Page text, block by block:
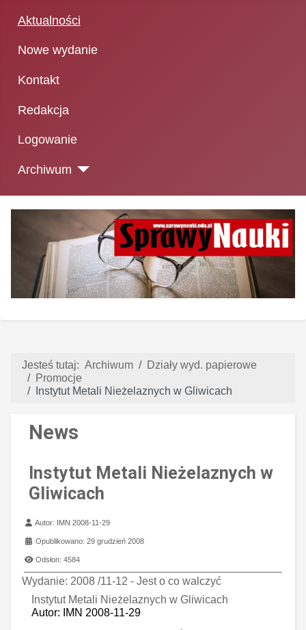
Aktualności
Nowe wydanie
Kontakt
Redakcja
Logowanie
Archiwum
Jesteś tutaj: Archiwum
Działy wyd. papierowe
Promocje
Instytut Metali Nieżelaznych w Gliwicach
News
Instytut Metali Nieżelaznych w
Gliwicach
Szczegóły
Autor: IMN 2008-11-29
Opublikowano: 29 grudzień 2008
Odsłon: 4584
Wydanie: 2008 /11-12 - Jest o co walczyć
Instytut Metali Nieżelaznych w Gliwicach
Autor: IMN 2008-11-29